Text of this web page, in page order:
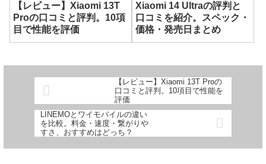
【レビュー】Xiaomi 13T
Proの口コミと評判。10項
目で性能を評価
Xiaomi 14 Ultraの評判と
口コミを紹介。スペック・
価格・発売日まとめ
【レビュー】Xiaomi 13T Proの
口コミと評判。10項目で性能を
評価
LINEMOとワイモバイルの違い
を比較。料金・速度・繋がりや
すさ、おすすめはどっち？